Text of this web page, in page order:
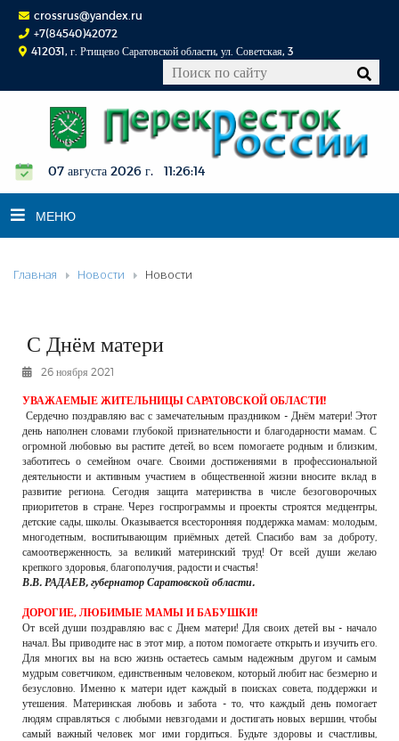
crossrus@yandex.ru
+7(84540)42072
412031, г. Ртищево Саратовской области, ул. Советская, 3
07 августа 2026 г. 11:26:15
МЕНЮ
НОВОСТИ
К СВЕДЕНИЮ
КОНКУРСЫ
РЕКЛАМОДАТЕЛЯМ
ОБЪЯВЛЕНИЯ
КОНТАКТЫ
Главная Новости Новости
С Днём матери
26 ноября 2021
УВАЖАЕМЫЕ ЖИТЕЛЬНИЦЫ САРАТОВСКОЙ ОБЛАСТИ!
Сердечно поздравляю вас с замечательным праздником - Днём матери! Этот
день наполнен словами глубокой признательности и благодарности мамам. С
огромной любовью вы растите детей, во всем помогаете родным и близким,
заботитесь о семейном очаге. Своими достижениями в профессиональной
деятельности и активным участием в общественной жизни вносите вклад в
развитие региона. Сегодня защита материнства в числе безоговорочных
приоритетов в стране. Через госпрограммы и проекты строятся медцентры,
детские сады, школы. Оказывается всесторонняя поддержка мамам: молодым,
многодетным, воспитывающим приёмных детей. Спасибо вам за доброту,
самоотверженность, за великий материнский труд! От всей души желаю
крепкого здоровья, благополучия, радости и счастья!
В.В. РАДАЕВ, губернатор Саратовской области.
ДОРОГИЕ, ЛЮБИМЫЕ МАМЫ И БАБУШКИ!
От всей души поздравляю вас с Днем матери! Для своих детей вы - начало
начал. Вы приводите нас в этот мир, а потом помогаете открыть и изучить его.
Для многих вы на всю жизнь остаетесь самым надежным другом и самым
мудрым советчиком, единственным человеком, который любит нас безмерно и
безусловно. Именно к матери идет каждый в поисках совета, поддержки и
утешения. Материнская любовь и забота - то, что каждый день помогает
людям справляться с любыми невзгодами и достигать новых вершин, чтобы
самый важный человек мог ими гордиться. Будьте здоровы и счастливы,